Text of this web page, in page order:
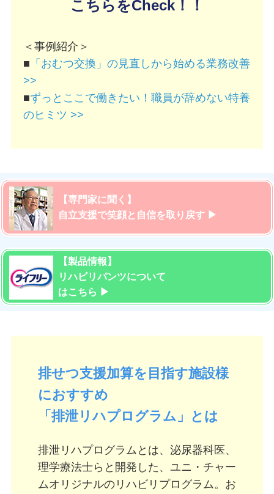
こちらをCheck！！
＜事例紹介＞
■ 「おむつ交換」の見直しから始める業務改善
>>
■ずっとここで働きたい！職員が辞めない特養
のヒミツ >>
【専門家に聞く】
自立支援で笑顔と自信を取り戻す ▶︎
【製品情報】
リハビリパンツについて
はこちら ▶︎
排せつ支援加算を目指す施設様
におすすめ
「排泄リハプログラム」とは
排泄リハプログラムとは、泌尿器科医、
理学療法士らと開発した、ユニ・チャー
ムオリジナルのリハビリプログラム。お